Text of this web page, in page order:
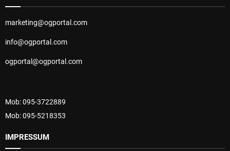
marketing@ogportal.com
info@ogportal.com
ogportal@ogportal.com
Mob: 095-3722889
Mob: 095-5218353
IMPRESSUM